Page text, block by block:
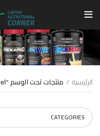
الرئيسية منتجات تحت الوسم “gym towel”
CATEGORIES